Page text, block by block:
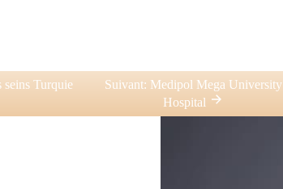
Turquie Suivant: Medipol Mega University
Hospital